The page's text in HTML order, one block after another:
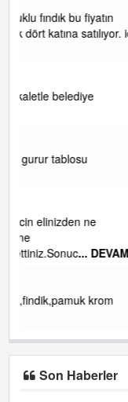
Ereğlinin en
Metrekaresi 500
başkanım seni
senin ereyliye
qaasvalt
döke kaldırımlar
dükkanları su
kemer mezarlık
gelin EREĞLİ
de RUHİ
yaz geldi layyy
ekmek fabrikası
Son Haberler